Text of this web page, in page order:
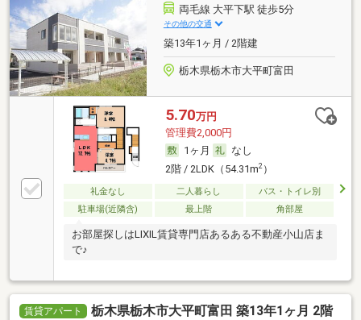
両毛線 大平下駅 徒歩5分
その他の交通
築13年1ヶ月 / 2階建
栃木県栃木市大平町富田
5.70万円
管理費2,000円
1ヶ月
なし
2階 / 2LDK（54.31m2）
礼金なし 二人暮らし
バス・トイレ別
駐車場(近隣含)
最上階 角部屋
お部屋探しはLIXIL賃貸専門店あるある不動産小山店ま
で♪
賃貸アパート
栃木県栃木市大平町富田 築13年1ヶ月 2階